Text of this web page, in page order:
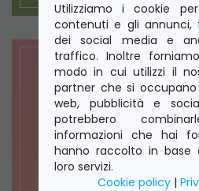
Utilizziamo i cookie
contenuti e gli annunci,
dei social media e
traffico. Inoltre
modo in cui utilizzi il
partner che si
web, pubblicità e
potrebbero
informazioni che hai
hanno raccolto in base
loro servizi.
Cookie policy |